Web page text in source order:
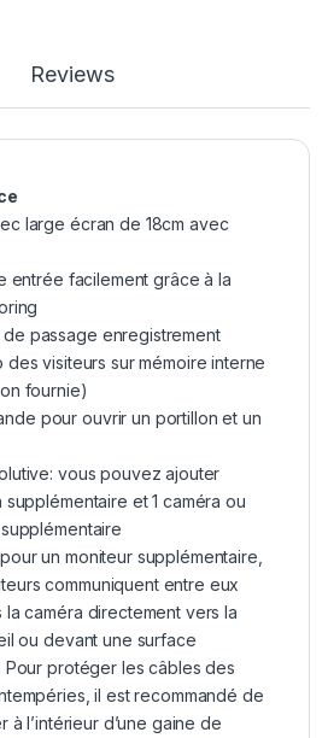
Reviews
large écran de 18cm avec
entrée facilement grâce à la
de passage enregistrement
visiteurs sur mémoire interne
fournie)
pour ouvrir un portillon et un
vous pouvez ajouter
supplémentaire et 1 caméra ou
un moniteur supplémentaire,
communiquent entre eux
caméra directement vers la
ou devant une surface
Pour protéger les câbles des
il est recommandé de
à l’intérieur d’une gaine de